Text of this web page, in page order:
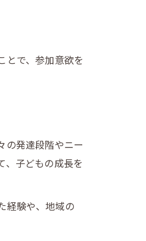
とで、参加意欲を
の発達段階やニー
、子どもの成長を
経験や、地域の